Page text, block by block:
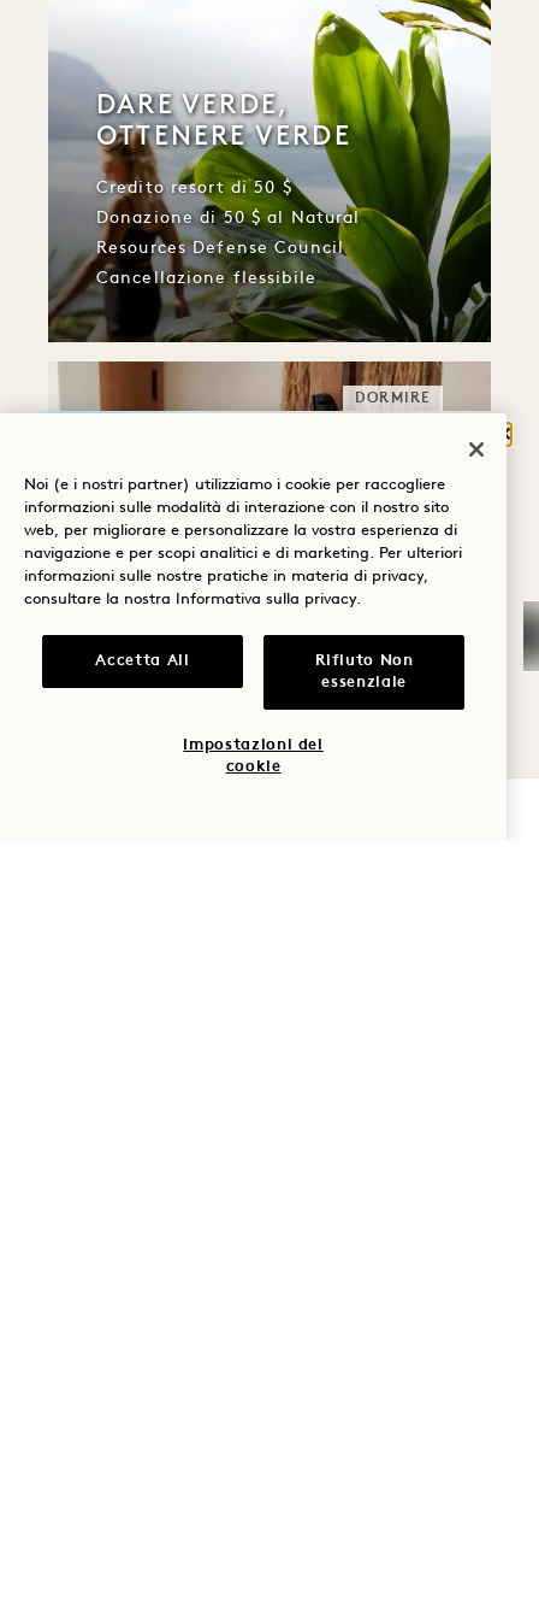
DARE VERDE,
OTTENERE VERDE
Credito resort di 50 $
Donazione di 50 $ al Natural
Resources Defense Council
Cancellazione flessibile
DORMIRE
VIAGGIO DI NOZZE A
KUʻUIPO
Colazione giornaliera per due
Accappatoi personalizzati
Massaggio di coppia
COSA TI PORTA A
HANALEI BAY?
Benessere
Golf
Tempo in
Noi (e i nostri partner) utilizziamo i cookie per raccogliere
informazioni sulle modalità di interazione con il nostro sito
web, per migliorare e personalizzare la vostra esperienza di
navigazione e per scopi analitici e di marketing. Per ulteriori
informazioni sulle nostre pratiche in materia di privacy,
consultare la nostra
Informativa sulla privacy.
Accetta All
Rifiuto Non
essenziale
Impostazioni dei
cookie